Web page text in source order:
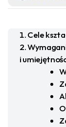
Cele
i